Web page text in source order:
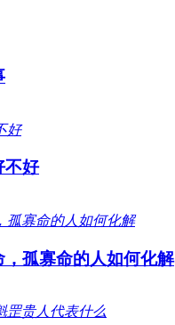
不好
孤寡命的人如何化解